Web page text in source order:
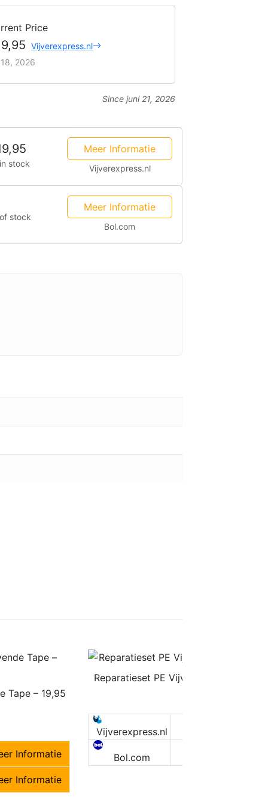
Price
Vijverexpress.nl
2026
Since juni 21, 2026
in stock
Meer Informatie
Vijverexpress.nl
stock
Meer Informatie
Bol.com
Tape – 19,95
Informatie
Informatie
Reparatieset PE Vijvers – Inclusief
Vijverexpress.nl
Bol.com